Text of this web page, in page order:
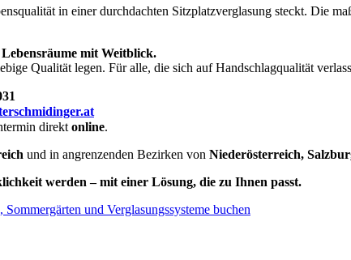
in einer durchdachten Sitzplatzverglasung steckt. Die
mit Weitblick.
Qualität legen. Für alle, die sich auf Handschlagqualität
direkt online.
und in angrenzenden Bezirken von Niederösterreich,
werden – mit einer Lösung, die zu Ihnen passt.
und Verglasungssysteme buchen